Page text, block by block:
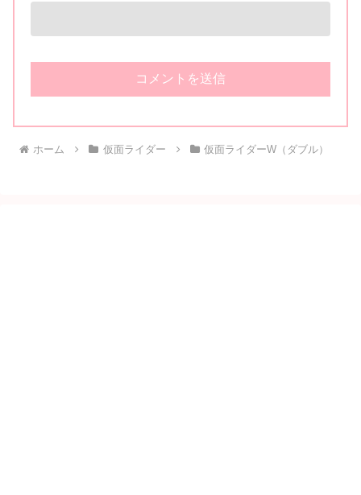
ホーム 仮面ライダー 仮面ライダーW（ダブル）